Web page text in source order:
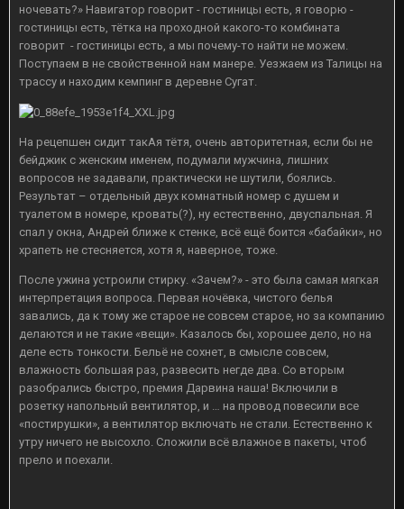
ночевать?» Навигатор говорит - гостиницы есть, я говорю -
гостиницы есть, тётка на проходной какого-то комбината
говорит - гостиницы есть, а мы почему-то найти не можем.
Поступаем в не свойственной нам манере. Уезжаем из Талицы на
трассу и находим кемпинг в деревне Сугат.
На рецепшен сидит такАя тётя, очень авторитетная, если бы не
бейджик с женским именем, подумали мужчина, лишних
вопросов не задавали, практически не шутили, боялись.
Результат – отдельный двух комнатный номер с душем и
туалетом в номере, кровать(?), ну естественно, двуспальная. Я
спал у окна, Андрей ближе к стенке, всё ещё боится «бабайки», но
храпеть не стесняется, хотя я, наверное, тоже.
После ужина устроили стирку. «Зачем?» - это была самая мягкая
интерпретация вопроса. Первая ночёвка, чистого белья
завались, да к тому же старое не совсем старое, но за компанию
делаются и не такие «вещи». Казалось бы, хорошее дело, но на
деле есть тонкости. Бельё не сохнет, в смысле совсем,
влажность большая раз, развесить негде два. Со вторым
разобрались быстро, премия Дарвина наша! Включили в
розетку напольный вентилятор, и … на провод повесили все
«постирушки», а вентилятор включать не стали. Естественно к
утру ничего не высохло. Сложили всё влажное в пакеты, чтоб
прело и поехали.